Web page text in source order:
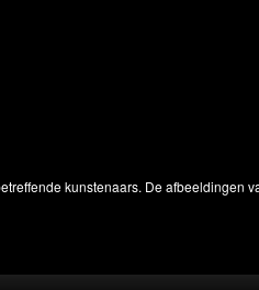
kunstenaars. De afbeeldingen